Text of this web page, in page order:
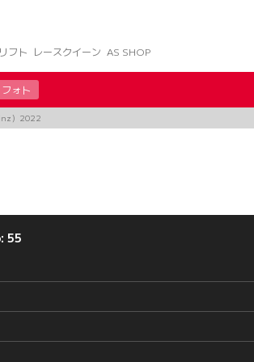
フト レースクイーン AS SHOP
フォト
）2022
55